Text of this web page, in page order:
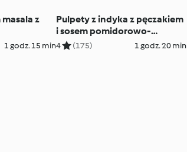
z
1 godz. 15 min
Pulpety z indyka z pęczakiem
i sosem pomidorowo-
miodowym
4 (175) 1 godz. 20 min